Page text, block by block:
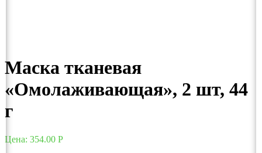
Маска тканевая
«Омолаживающая», 2 шт, 44
г
Цена: 354.00 Р